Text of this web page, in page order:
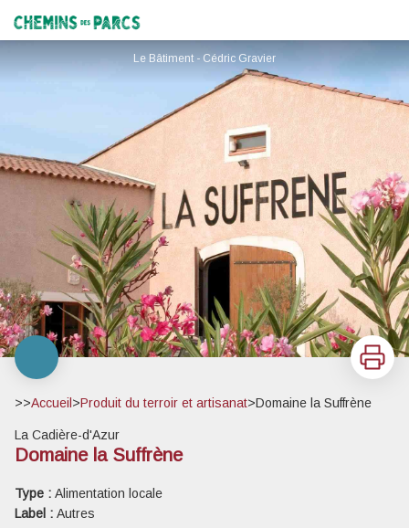
Chemins des Parcs
Le Bâtiment - Cédric Gravier
Imprimer
>>Accueil>Produit du terroir et artisanat>Domaine la Suffrène
La Cadière-d'Azur
Domaine la Suffrène
Type : Alimentation locale
Label : Autres